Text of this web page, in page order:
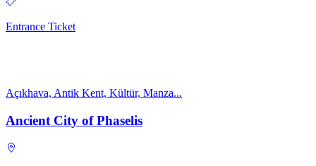
Entrance Ticket
Açıkhava, Antik Kent, Kültür, Manza...
Ancient City of Phaselis